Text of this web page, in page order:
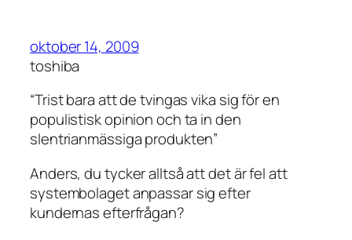
oktober 14, 2009
toshiba
“Trist bara att de tvingas vika sig för en
populistisk opinion och ta in den
slentrianmässiga produkten”
Anders, du tycker alltså att det är fel att
systembolaget anpassar sig efter
kundernas efterfrågan?